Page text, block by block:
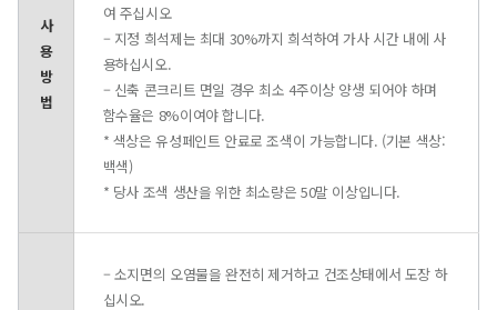
사
용
방
법
여 주십시오
– 지정 희석제는 최대 30%까지 희석하여 가사 시간 내에 사
용하십시오.
– 신축 콘크리트 면일 경우 최소 4주이상 양생 되어야 하며
함수율은 8%이여야 합니다.
* 색상은 유성페인트 안료로 조색이 가능합니다. (기본 색상:
백색)
* 당사 조색 생산을 위한 최소량은 50말 이상입니다.
– 소지면의 오염물을 완전히 제거하고 건조상태에서 도장 하
십시오.